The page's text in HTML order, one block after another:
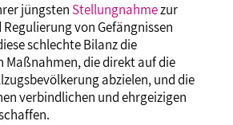
jüngsten Stellungnahmezur
von Gefängnissen
schlechte Bilanz die
Maßnahmen, die direkt auf die
abzielen, und die
verbindlichen und ehrgeizigen